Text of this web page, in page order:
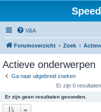
V&A
Forumoverzicht Zoek
Actieve onderwerpen
Ga naar uitgebreid zoeken
Er zijn 0
Er zijn geen resultaten gevonden.